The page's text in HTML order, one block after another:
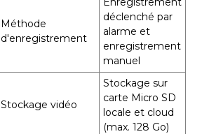
Méthode
d'enregistrement
déclenché par
alarme et
enregistrement
manuel
Stockage vidéo
Stockage sur
carte Micro SD
locale et cloud
(max. 128 Go)